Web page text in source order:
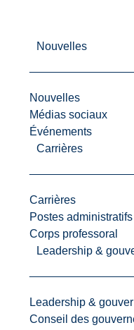
Nouvelles
Nouvelles
Médias sociaux
Événements
Carrières
Carrières
Postes
Corps professoral
Leadership &
Leadership &
Conseil des